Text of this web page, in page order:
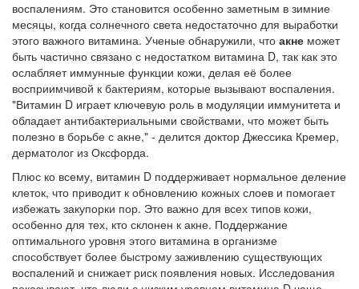
воспалениям. Это становится особенно заметным в зимние
месяцы, когда солнечного света недостаточно для выработки
этого важного витамина. Ученые обнаружили, что акне может
быть частично связано с недостатком витамина D, так как это
ослабляет иммунные функции кожи, делая её более
восприимчивой к бактериям, которые вызывают воспаления.
"Витамин D играет ключевую роль в модуляции иммунитета и
обладает антибактериальными свойствами, что может быть
полезно в борьбе с акне," - делится доктор Джессика Кремер,
дерматолог из Оксфорда.
Плюс ко всему, витамин D поддерживает нормальное деление
клеток, что приводит к обновлению кожных слоев и помогает
избежать закупорки пор. Это важно для всех типов кожи,
особенно для тех, кто склонен к акне. Поддержание
оптимального уровня этого витамина в организме
способствует более быстрому заживлению существующих
воспалений и снижает риск появления новых. Исследования